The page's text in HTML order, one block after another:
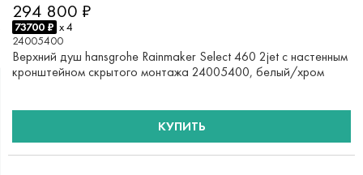
294 800 ₽
73700 ₽ x 4
24005400
Верхний душ hansgrohe Rainmaker Select 460 2jet с настенным
кронштейном скрытого монтажа 24005400, белый/хром
КУПИТЬ